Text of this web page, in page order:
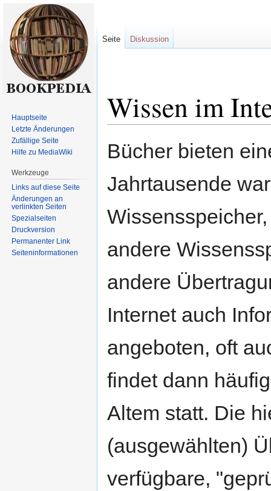
Wissen im
Navigation
Suche
Bücher bieten
Jahrtausende
andere
andere
Internet auch
angeboten, oft
findet dann
Altem statt. Die
(ausgewählten)
verfügbare,
Seite Diskussion
Hauptseite
Letzte Änderungen
Zufällige Seite
Hilfe zu MediaWiki
Werkzeuge
Links auf diese Seite
Änderungen an
verlinkten Seiten
Spezialseiten
Druckversion
Permanenter Link
Seiten­informationen